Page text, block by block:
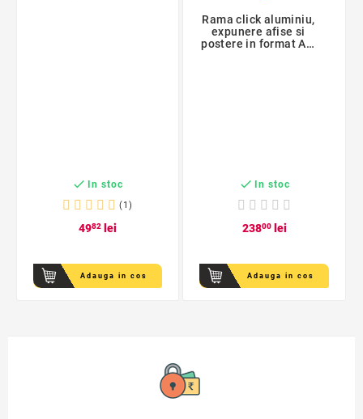
 In stoc
(1)
4982lei
Adauga in cos
Rama click aluminiu,
expunere afise si
postere in format A0,
 In stoc
23800lei
Adauga in cos